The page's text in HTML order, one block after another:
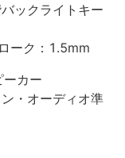
ックライトキー
ーク：1.5mm
カー
・オーディオ準